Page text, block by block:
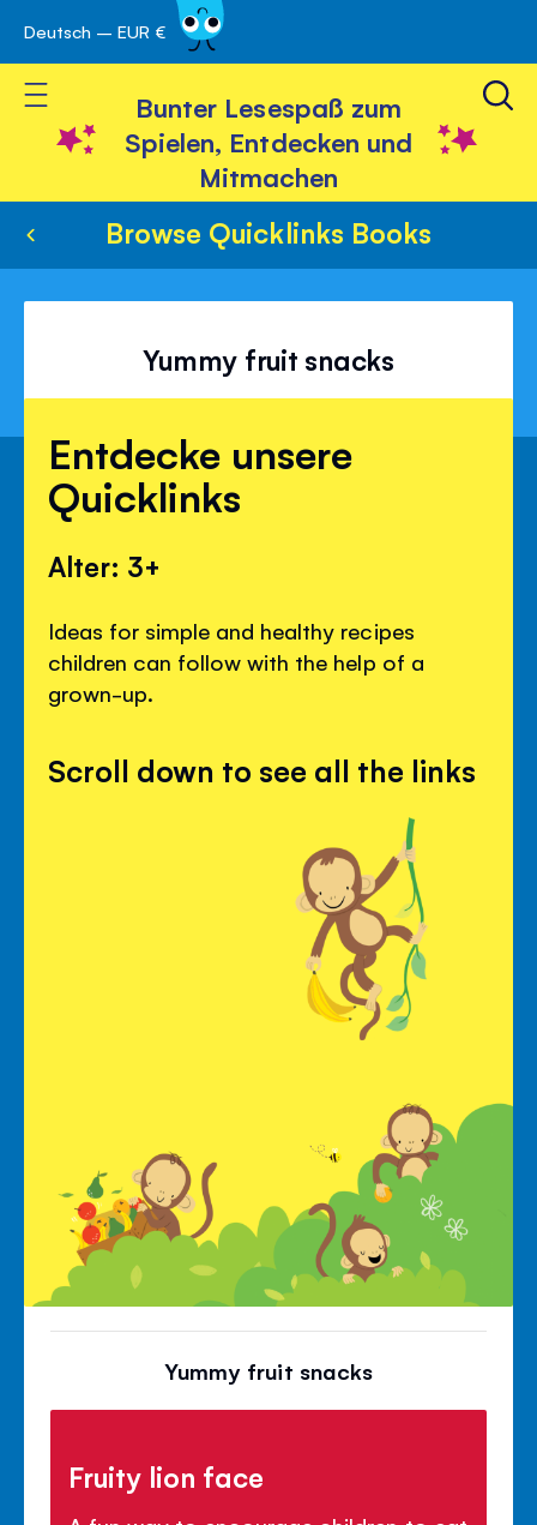
Skip
to
Content
Deutsch – EUR €
Toggle Nav
Bunter Lesespaß zum
Spielen, Entdecken und
Mitmachen
Browse Quicklinks Books
Yummy fruit snacks
Entdecke unsere
Quicklinks
Alter: 3+
Ideas for simple and healthy recipes
children can follow with the help of a
grown-up.
Scroll down to see all the links
Yummy fruit snacks
Fruity lion face